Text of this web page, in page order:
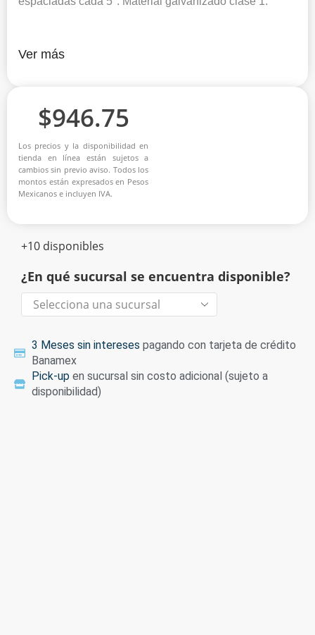
Ver más
$946.75
Los precios y la disponibilidad en
tienda en línea están sujetos a
cambios sin previo aviso. Todos los
montos están expresados en Pesos
Mexicanos e incluyen IVA.
+10 disponibles
¿En qué sucursal se encuentra disponible?
3 Meses sin intereses pagando con tarjeta de crédito
Banamex
Pick-up en sucursal sin costo adicional (sujeto a
disponibilidad)